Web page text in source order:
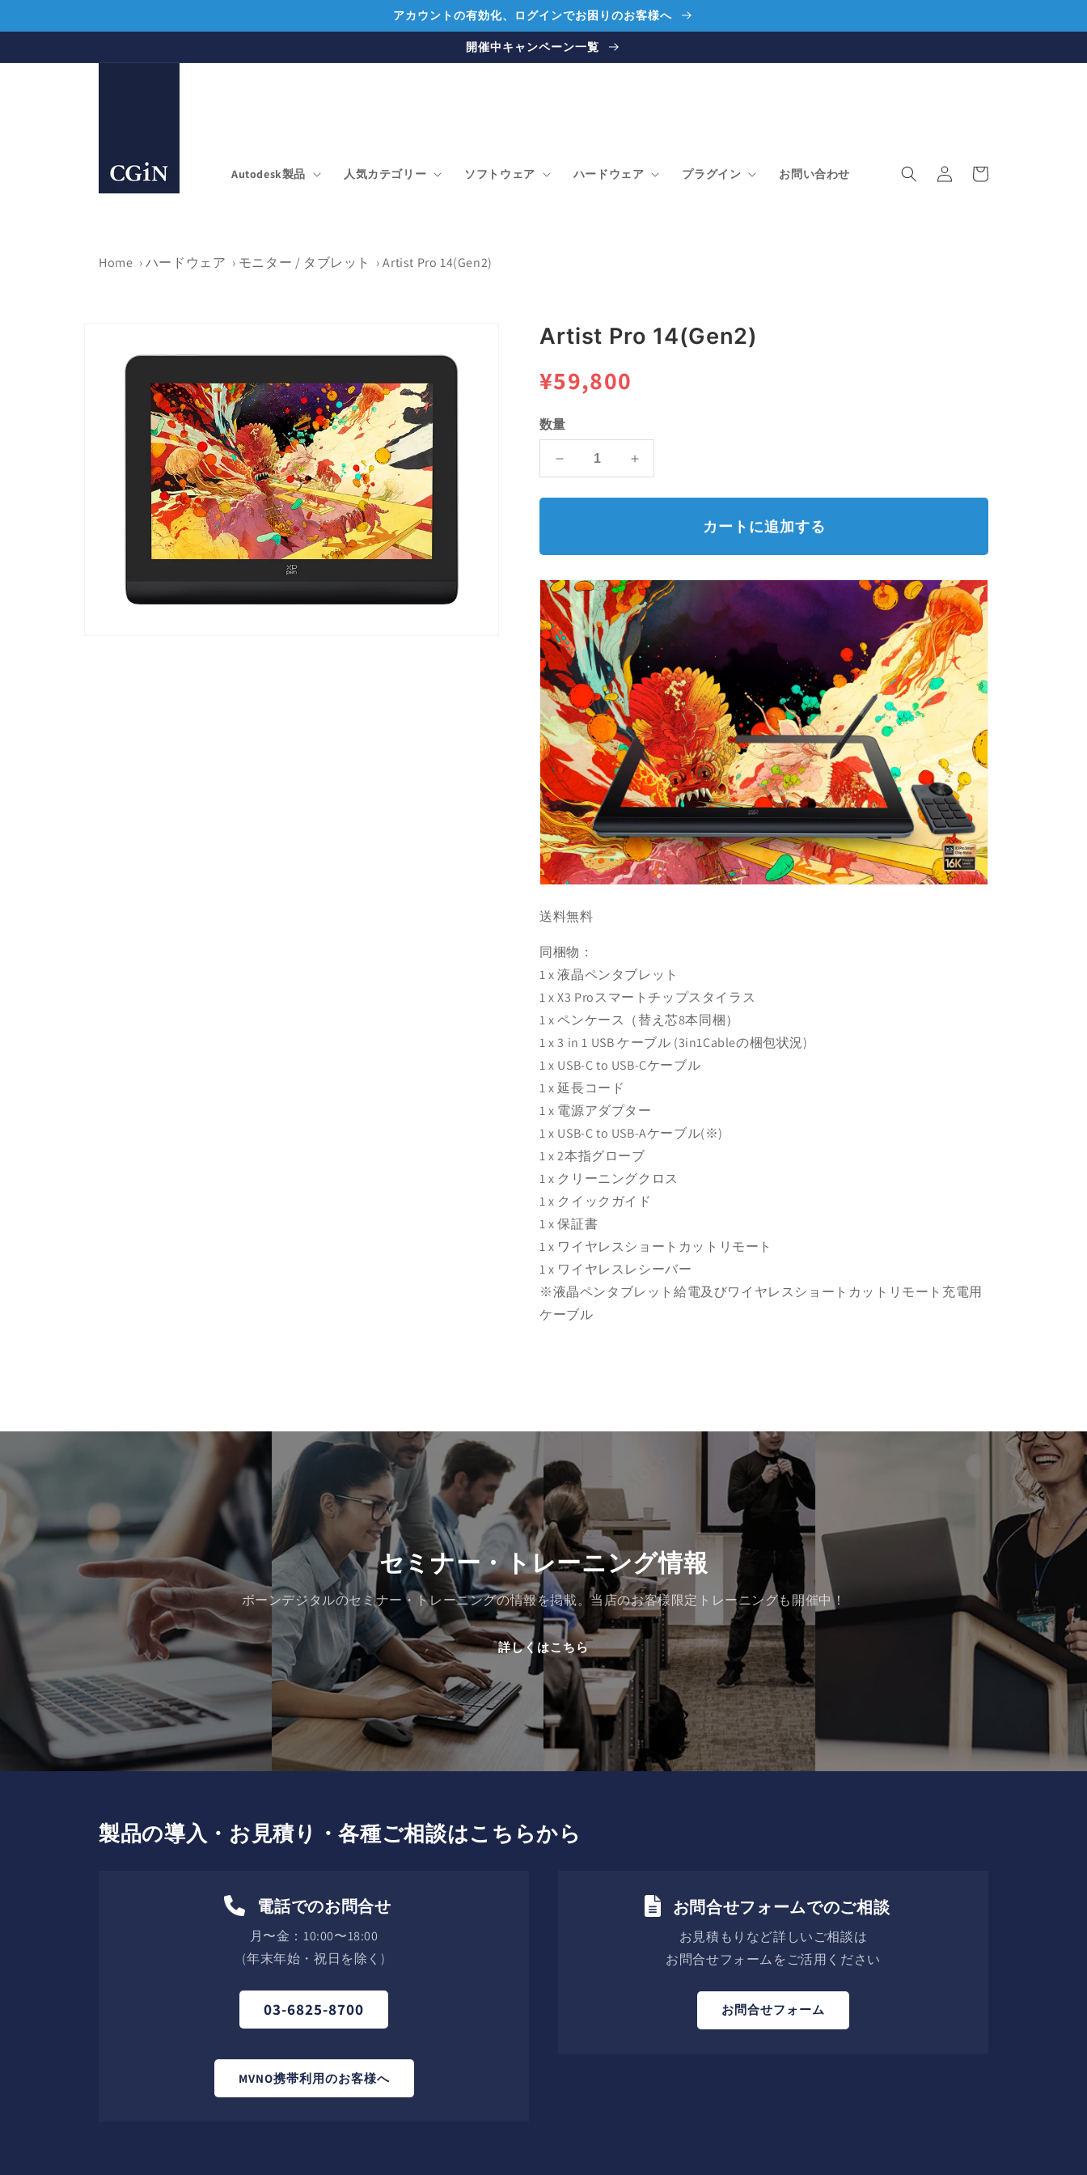
進む
アカウントの有効化、ログインでお困りのお客様へ
開催中キャンペーン一覧
Autodesk製品 人気カテゴリー ソフトウェア ハードウェア プラグイン お問い合わせ
イ
ー
Home ›ハードウェア › モニター / タブレット › Artist Pro 14(Gen2)
キップ
Artist Pro 14(Gen2)
通
常
価
格
¥59,800
数量
Pro
14(Gen2)
量
を
減
ら
す
Artist
Pro
14(Gen2)
量
を
増
や
す
カートに追加する
送料無料
同梱物：
1 x 液晶ペンタブレット
1 x X3 Proスマートチップスタイラス
1 x ペンケース（替え芯8本同梱）
1 x 3 in 1 USB ケーブル (3in1Cableの梱包状況)
1 x USB-C to USB-Cケーブル
1 x 延長コード
1 x 電源アダプター
1 x USB-C to USB-Aケーブル(※)
1 x 2本指グローブ
1 x クリーニングクロス
1 x クイックガイド
1 x 保証書
1 x ワイヤレスショートカットリモート
1 x ワイヤレスレシーバー
※液晶ペンタブレット給電及びワイヤレスショートカットリモート充電用
ケーブル
セミナー・トレーニング情報
ボーンデジタルのセミナー・トレーニングの情報を掲載。当店のお客様限定トレーニングも開催中！
詳しくはこちら
製品の導入・お見積り・各種ご相談はこちらから
電話でのお問合せ
月〜金：10:00〜18:00
(年末年始・祝日を除く)
03-6825-8700
MVNO携帯利用のお客様へ
お問合せフォームでのご相談
お見積もりなど詳しいご相談は
お問合せフォームをご活用ください
お問合せフォーム